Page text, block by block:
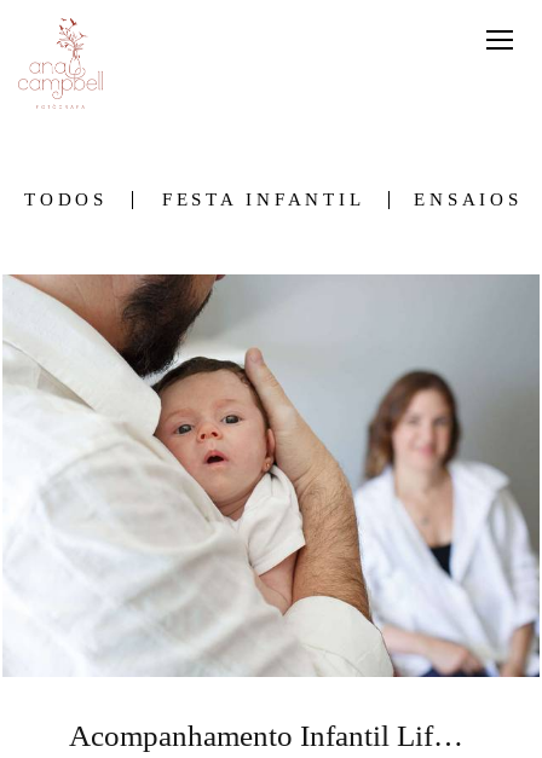
TODOS FESTA INFANTIL ENSAIOS
Acompanhamento Infantil Lifestyle